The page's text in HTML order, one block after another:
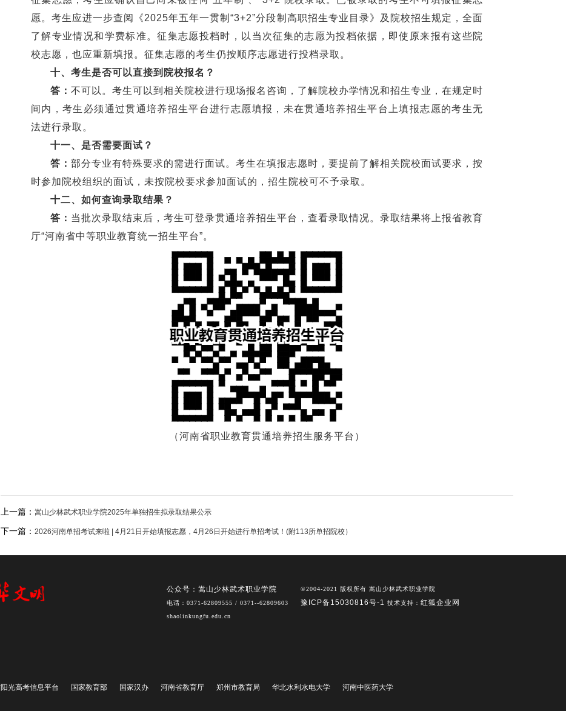
愿。考生应进一步查阅《2025年五年一贯制“3+2”分段制高职招生专业目录》及院校招生规定，全面
了解专业情况和学费标准。征集志愿投档时，以当次征集的志愿为投档依据，即使原来报有这些院
校志愿，也应重新填报。征集志愿的考生仍按顺序志愿进行投档录取。
十、考生是否可以直接到院校报名？
答： 不可以。考生可以到相关院校进行现场报名咨询，了解院校办学情况和招生专业，在规定时
间内，考生必须通过贯通培养招生平台进行志愿填报，未在贯通培养招生平台上填报志愿的考生无
法进行录取。
十一、是否需要面试？
答： 部分专业有特殊要求的需进行面试。考生在填报志愿时，要提前了解相关院校面试要求，按
时参加院校组织的面试，未按院校要求参加面试的，招生院校可不予录取。
十二、如何查询录取结果？
答： 当批次录取结束后，考生可登录贯通培养招生平台，查看录取情况。录取结果将上报省教育
厅“河南省中等职业教育统一招生平台”。
（河南省职业教育贯通培养招生服务平台）
上一篇： 嵩山少林武术职业学院2025年单独招生拟录取结果公示
下一篇： 2026河南单招考试来啦 | 4月21日开始填报志愿，4月26日开始进行单招考试！(附113所单招院校）
公众号：嵩山少林武术职业学院
电话：0371-62809555 / 0371--62809603
shaolinkungfu.edu.cn
©2004-2021 版权所有 嵩山少林武术职业学院
豫ICP备15030816号-1技术支持：红狐企业网
光高考信息平台 国家教育部 国家汉办 河南省教育厅 郑州市教育局 华北水利水电大学
河南中医药大学